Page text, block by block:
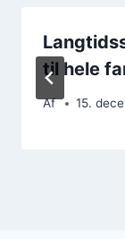
til hele
Af 15.